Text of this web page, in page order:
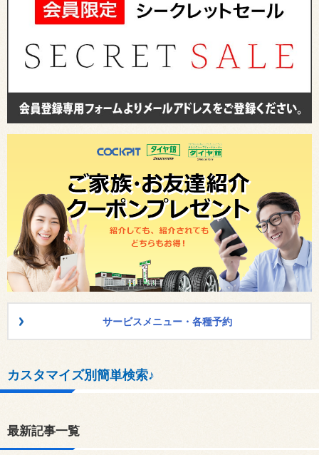
サービスメニュー・各種予約
カスタマイズ別簡単検索♪
最新記事一覧